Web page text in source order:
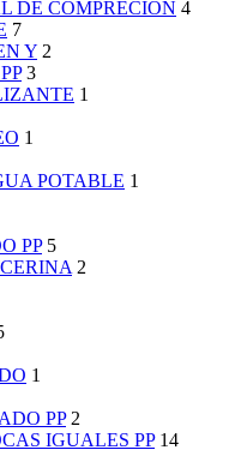
DE COMPRECION 4
7
Y 2
3
1
1
POTABLE 1
PP 5
2
1
PP 2
IGUALES PP 14